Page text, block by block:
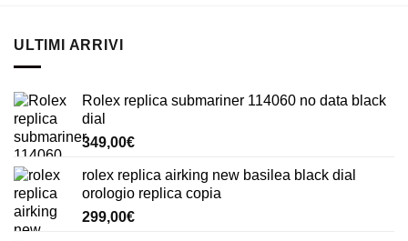
ULTIMI ARRIVI
Rolex replica submariner 114060 no data black
dial
349,00€
rolex replica airking new basilea black dial
orologio replica copia
299,00€